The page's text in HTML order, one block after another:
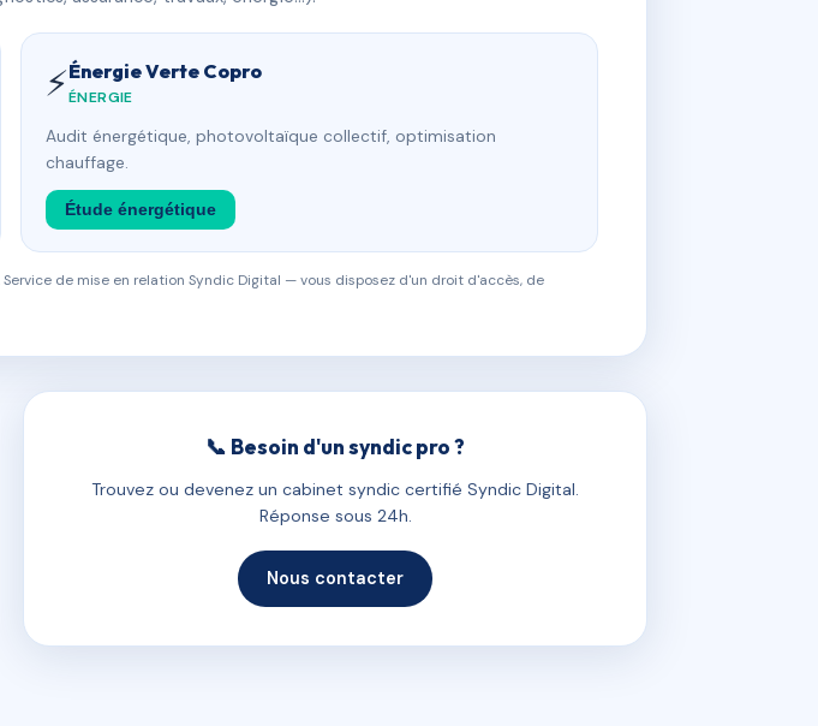
⚡Énergie Verte Copro
ÉNERGIE
Audit énergétique, photovoltaïque collectif, optimisation
chauffage.
Étude énergétique
de mise en relation Syndic Digital — vous disposez d'un droit d'accès, de
📞 Besoin d'un syndic pro ?
Trouvez ou devenez un cabinet syndic certifié Syndic Digital.
Réponse sous 24h.
Nous contacter